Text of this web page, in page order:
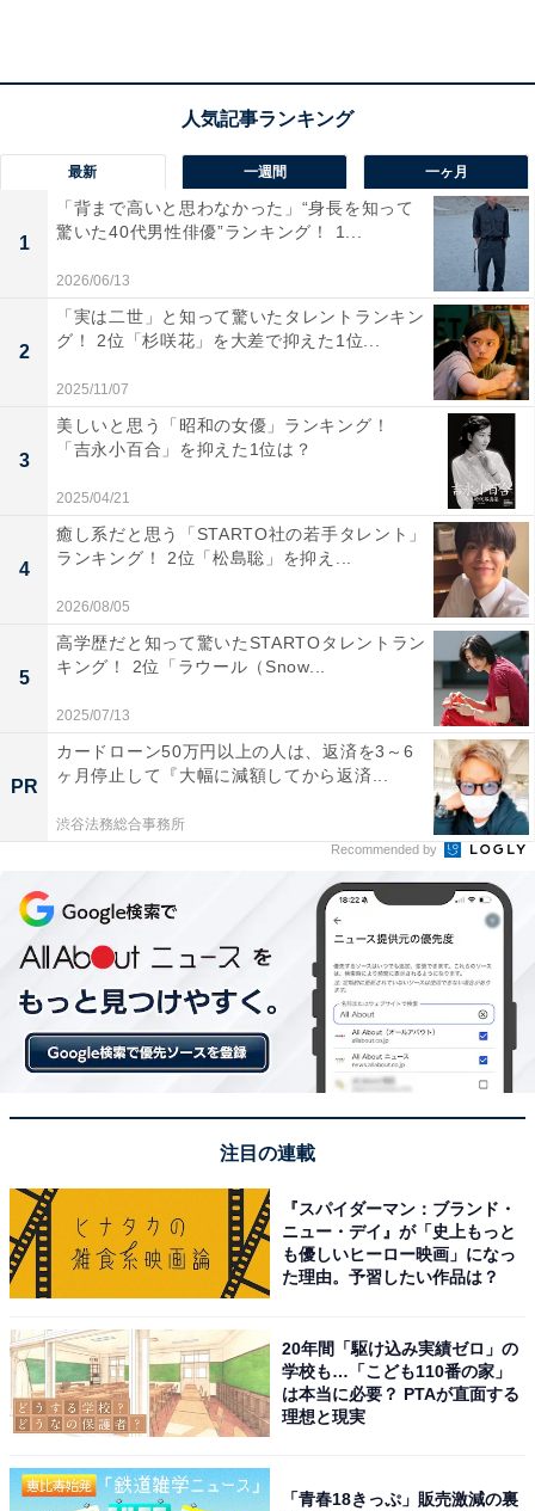
1位：『だが、情熱はある』（若林正恭）／67票
一夜にしてスターになった南キャン、光が少し見え
てきたオードリー。第8話に向けて#髙橋海人さん🎙️
#森本慎太郎さんのSPインタビューを公開！
漫才、嫉妬、相方への想い、M-1裏話…などなど語
https://t.co/LuM3ScMWIx
後編👇https://t.co/buSYiN1dAu
#だが情熱はある
pic.twitter.com/Eq8NIcuMDf
— ぼくたちん家【公式】 (@bokutachinchi)
1位は、2023年に放送した『だが、情熱はある』（日本
テレビ系）でした。お笑いコンビ、オードリー・若林正
恭さんと南海キャンディーズ・山里亮太さんの半生を描
いた実話に基づくストーリーの作品。人気お笑いコンビ
の結成秘話も見られたドラマで、高い人気を誇りまし
高橋さんは若林さんを演じ、山里を熱演したSixTONES
の森本慎太郎さんとダブル主演を担当。細かいしぐさや
を見せて高評価を得ています。
最新 一週間 一ヶ月
1
「背まで高いと思わなかった」“身長を知って
驚いた40代男性俳優”ランキング！ 1...
2026/06/13
2
「実は二世」と知って驚いたタレントランキン
グ！ 2位「杉咲花」を大差で抑えた1位...
2025/11/07
3
美しいと思う「昭和の女優」ランキング！
「吉永小百合」を抑えた1位は？
2025/04/21
4
癒し系だと思う「STARTO社の若手タレント」
ランキング！ 2位「松島聡」を抑え...
2026/08/05
5
高学歴だと知って驚いたSTARTOタレントラン
キング！ 2位「ラウール（Snow...
2025/07/13
PR
カードローン50万円以上の人は、返済を3～6
ヶ月停止して『大幅に減額してから返済...
渋谷法務総合事務所
Recommended by
注目の連載
『スパイダーマン：ブランド・
ニュー・デイ』が「史上もっと
も優しいヒーロー映画」になっ
た理由。予習したい作品は？
20年間「駆け込み実績ゼロ」の
学校も…「こども110番の家」
は本当に必要？ PTAが直面する
理想と現実
「青春18きっぷ」販売激減の裏